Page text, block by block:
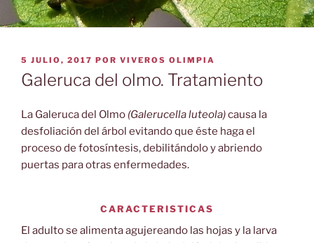
PUBLICADO
EL
5 JULIO, 2017 POR VIVEROS OLIMPIA
Galeruca del olmo. Tratamiento
La Galeruca del Olmo (Galerucella luteola)causa la
desfoliación del árbol evitando que éste haga el
proceso de fotosíntesis, debilitándolo y abriendo
puertas para otras enfermedades.
CARACTERISTICAS
El adulto se alimenta agujereando las hojas y la larva